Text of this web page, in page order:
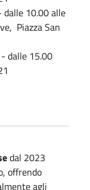
dalle 10.00 alle
Piazza San
- dalle 15.00
dal 2023
offrendo
agli